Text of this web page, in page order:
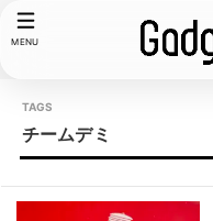
MENU
チームデミ